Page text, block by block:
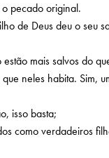
pecado original.
de Deus deu o seu
mais salvos do
neles habita.
isso basta;
verdadeiros